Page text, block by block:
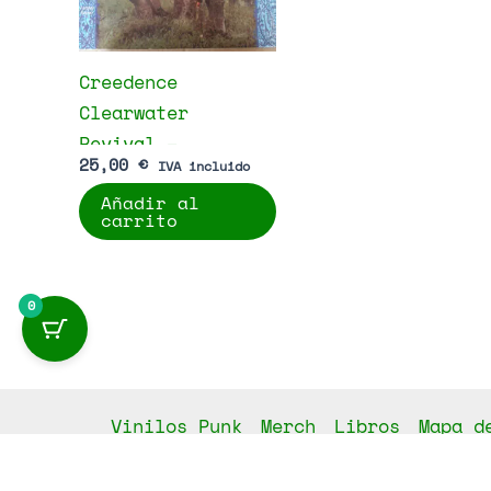
Creedence
Clearwater
Revival –
Creedence
Clearwater
Revival
25,00 € IVA incluido
Añadir al
carrito
Vinilos Punk Merch Libros Mapa
0